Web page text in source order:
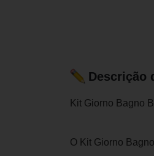
Descrição
Kit Giorno Bagno
O Kit Giorno